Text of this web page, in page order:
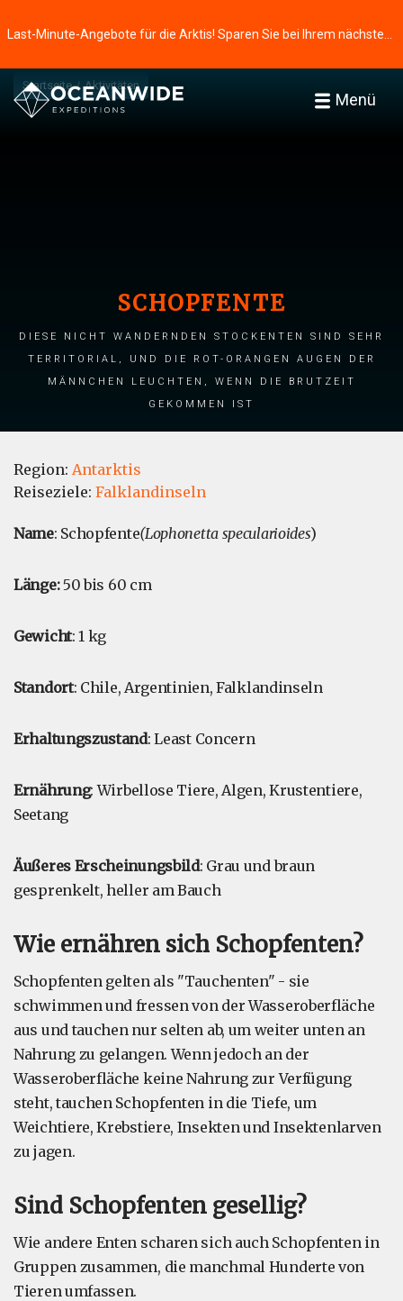
Menü
Startseite Aktivitäten
SCHOPFENTE
DIESE NICHT WANDERNDEN STOCKENTEN SIND SEHR
TERRITORIAL, UND DIE ROT-ORANGEN AUGEN DER
MÄNNCHEN LEUCHTEN, WENN DIE BRUTZEIT
GEKOMMEN IST
Region: Antarktis
Reiseziele: Falklandinseln
Name: Schopfente(Lophonetta specularioides)
Länge:50 bis 60 cm
Gewicht: 1 kg
Standort: Chile, Argentinien, Falklandinseln
Erhaltungszustand: Least Concern
Ernährung: Wirbellose Tiere, Algen, Krustentiere,
Seetang
Äußeres Erscheinungsbild: Grau und braun
gesprenkelt, heller am Bauch
Wie ernähren sich Schopfenten?
Schopfenten gelten als "Tauchenten" - sie
schwimmen und fressen von der Wasseroberfläche
aus und tauchen nur selten ab, um weiter unten an
Nahrung zu gelangen. Wenn jedoch an der
Wasseroberfläche keine Nahrung zur Verfügung
steht, tauchen Schopfenten in die Tiefe, um
Weichtiere, Krebstiere, Insekten und Insektenlarven
zu jagen.
Sind Schopfenten gesellig?
Wie andere Enten scharen sich auch Schopfenten in
Gruppen zusammen, die manchmal Hunderte von
Tieren umfassen.